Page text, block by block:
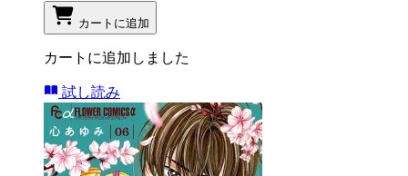
カートに追加
カートに追加しました
試し読み